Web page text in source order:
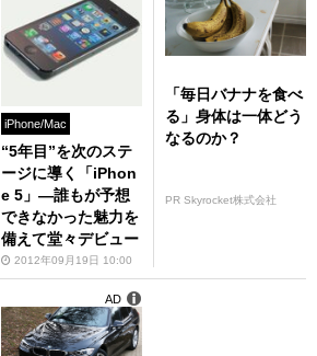
iPhone/Mac
“5年目”を次のステ
ージに導く「iPhon
e 5」—誰もが予想
できなかった魅力を
備えて堂々デビュー
2012年09月19日 10:00
「毎日バナナを食べ
る」身体は一体どう
なるのか？
PR Skyrocket株式会社
AD